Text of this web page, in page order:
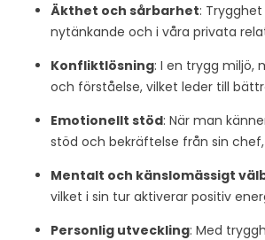
Äkthet och sårbarhet:
nytänkande och i våra privata
Konfliktlösning: I en trygg miljö,
och förståelse, vilket leder till
Emotionellt stöd: När man
stöd och bekräftelse från sin
Mentalt och känslomässigt
vilket i sin tur aktiverar positiv
Personlig utveckling: Med